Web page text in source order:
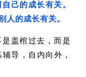
己的成长有关。
人的成长有关。
是盖棺过去，而是
导，自内向外，